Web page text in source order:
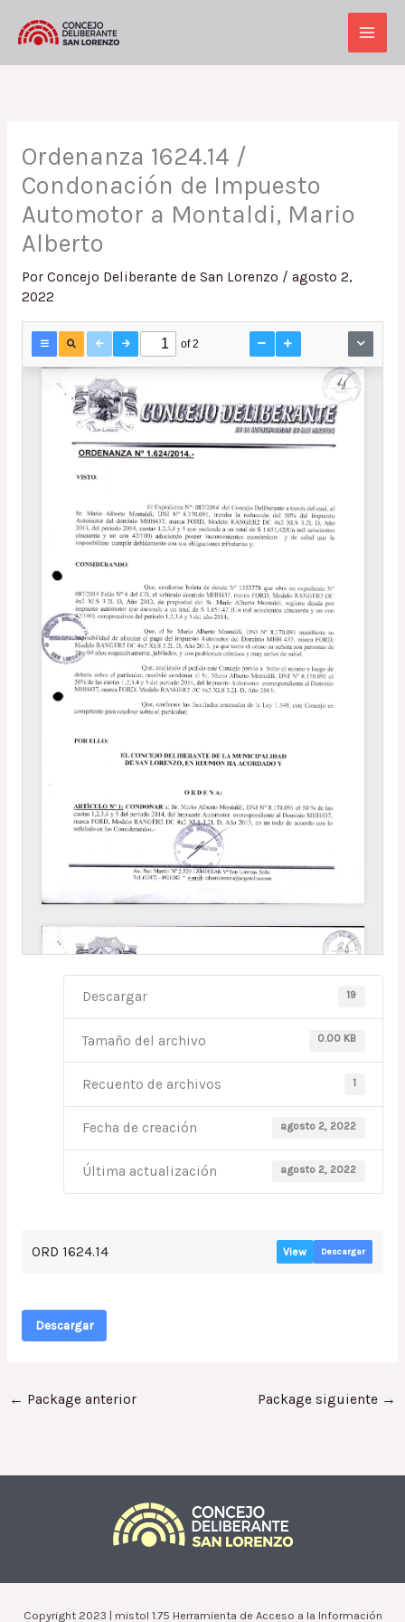
Main
Ordenanza 1624.14 /
Condonación de Impuesto
Automotor a Montaldi, Mario
Alberto
Por Concejo Deliberante de San Lorenzo / agosto 2,
2022
Descargar 19
Tamaño del archivo 0.00 KB
Recuento de archivos 1
Fecha de creación agosto 2, 2022
Última actualización agosto 2, 2022
ORD 1624.14 View Descargar
Descargar
← Package anterior Package siguiente →
Copyright 2023 | mistol 1.75 Herramienta de Acceso a la Información